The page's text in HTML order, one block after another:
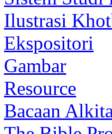
Ilustrasi
Ekspositori
Gambar
Resource
Bacaan